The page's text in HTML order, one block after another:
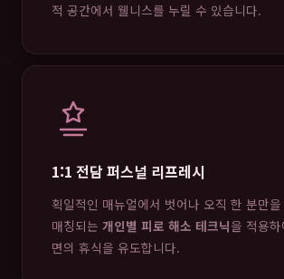
적 공간에서 웰니스를 누릴 수 있습니다.
1:1 전담 퍼스널 리프레시
획일적인 매뉴얼에서 벗어나 오직 한 분만
매칭되는 개인별 피로 해소 테크닉을 적용
면의 휴식을 유도합니다.